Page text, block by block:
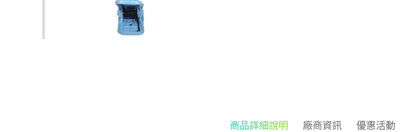
商品詳細說明 廠商資訊 優惠活動